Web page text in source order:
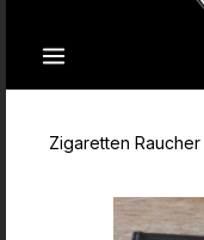
Zigaretten Raucher